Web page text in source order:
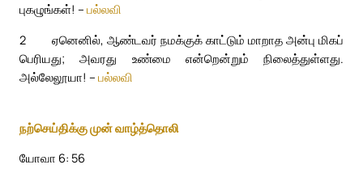
புகழுங்கள்! – பல்லவி
2
ஏனெனில், ஆண்டவர் நமக்குக் காட்டும் மாறாத அன்பு மிகப்
பெரியது; அவரது உண்மை என்றென்றும் நிலைத்துள்ளது.
அல்லேலூயா! – பல்லவி
நற்செய்திக்கு முன் வாழ்த்தொலி
யோவா 6: 56